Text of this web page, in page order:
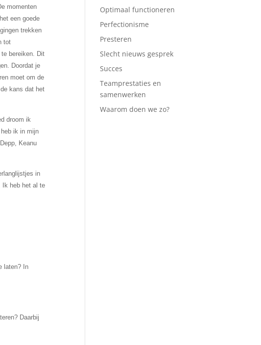
momenten
een goede
trekken
tot
bereiken. Dit
Doordat je
moet om de
kans dat het
droom ik
ik in mijn
Keanu
in
Ik heb het al te
laten? In
Daarbij
Optimaal functioneren
Perfectionisme
Presteren
Slecht nieuws gesprek
Succes
Teamprestaties en
samenwerken
Waarom doen we zo?